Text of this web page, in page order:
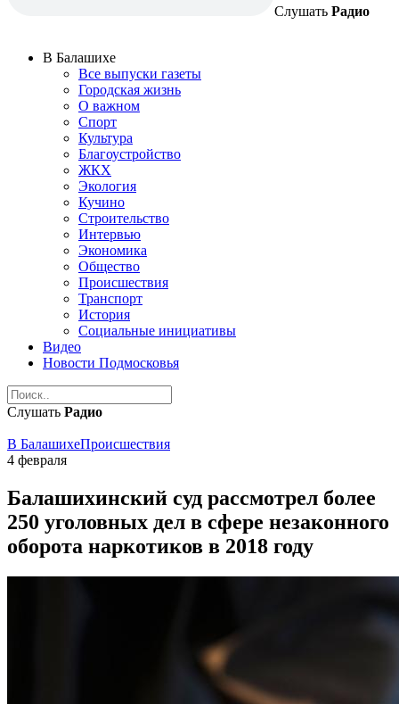
Слушать Радио
В Балашихе
Все выпуски газеты
Городская жизнь
О важном
Спорт
Культура
Благоустройство
ЖКХ
Экология
Кучино
Строительство
Интервью
Экономика
Общество
Происшествия
Транспорт
История
Социальные инициативы
Видео
Новости Подмосковья
Слушать Радио
В БалашихеПроисшествия
4 февраля
Балашихинский суд рассмотрел более
250 уголовных дел в сфере незаконного
оборота наркотиков в 2018 году